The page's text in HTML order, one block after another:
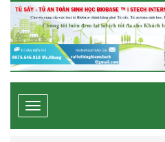
Toggle
navigation